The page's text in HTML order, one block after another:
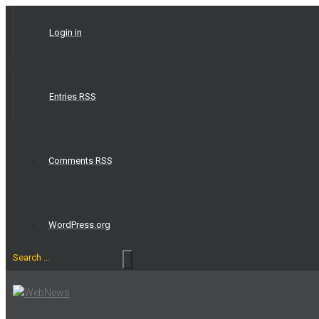
Login in
Entries RSS
Comments RSS
WordPress.org
Search